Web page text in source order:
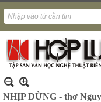
NHỊP DỪNG - thơ